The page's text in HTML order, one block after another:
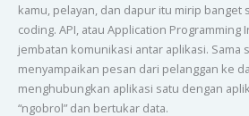
kamu, pelayan, dan dapur itu mirip banget
coding. API, atau Application Programming
jembatan komunikasi antar aplikasi. Sama
menyampaikan pesan dari pelanggan ke
menghubungkan aplikasi satu dengan
“ngobrol” dan bertukar data.